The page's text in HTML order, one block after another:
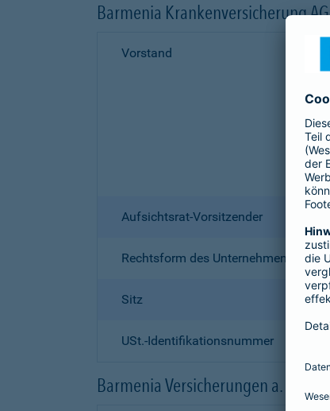
Barmenia Krankenversicherung AG
Vorstand
Aufsichtsrat-Vorsitzender
Rechtsform des Unternehmens
Sitz
USt.-Identifikationsnummer
Barmenia Versicherungen a. G.